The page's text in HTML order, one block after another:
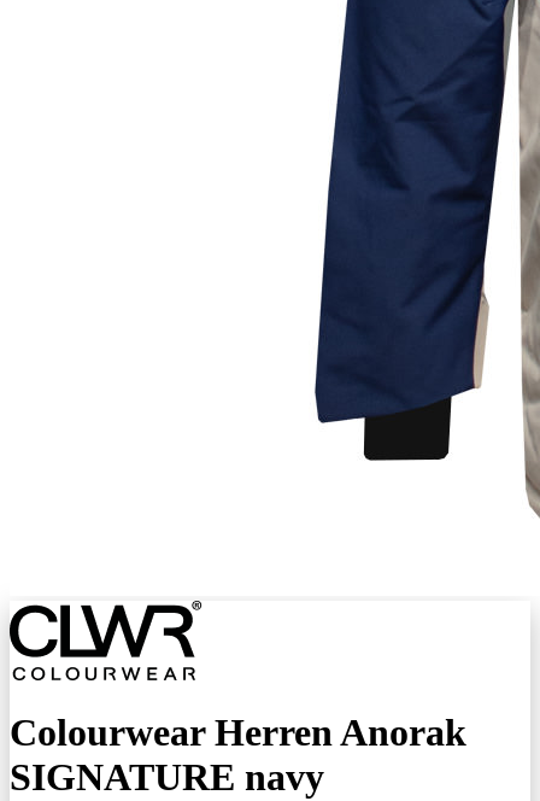
Colourwear Herren Anorak
SIGNATURE navy